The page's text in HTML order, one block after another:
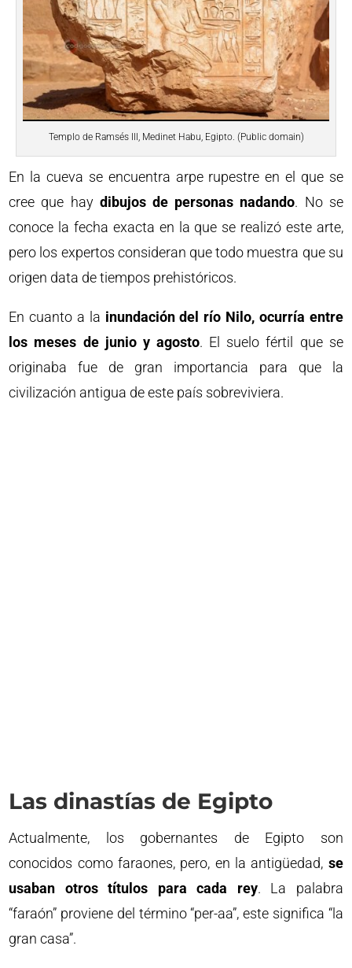
Templo de Ramsés III, Medinet Habu, Egipto. (Public domain)
En la cueva se encuentra arpe rupestre en el que se
cree que hay dibujos de personas nadando. No se
conoce la fecha exacta en la que se realizó este arte,
pero los expertos consideran que todo muestra que su
origen data de tiempos prehistóricos.
En cuanto a la inundación del río Nilo, ocurría entre
los meses de junio y agosto. El suelo fértil que se
originaba fue de gran importancia para que la
civilización antigua de este país sobreviviera.
Las dinastías de Egipto
Actualmente, los gobernantes de Egipto son
conocidos como faraones, pero, en la antigüedad, se
usaban otros títulos para cada rey. La palabra
“faraón” proviene del término “per-aa”, este significa “la
gran casa”.